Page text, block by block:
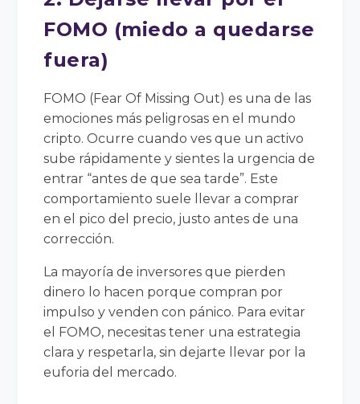
FOMO (miedo a quedarse
fuera)
FOMO (Fear Of Missing Out) es una de las
emociones más peligrosas en el mundo
cripto. Ocurre cuando ves que un activo
sube rápidamente y sientes la urgencia de
entrar “antes de que sea tarde”. Este
comportamiento suele llevar a comprar
en el pico del precio, justo antes de una
corrección.
La mayoría de inversores que pierden
dinero lo hacen porque compran por
impulso y venden con pánico. Para evitar
el FOMO, necesitas tener una estrategia
clara y respetarla, sin dejarte llevar por la
euforia del mercado.